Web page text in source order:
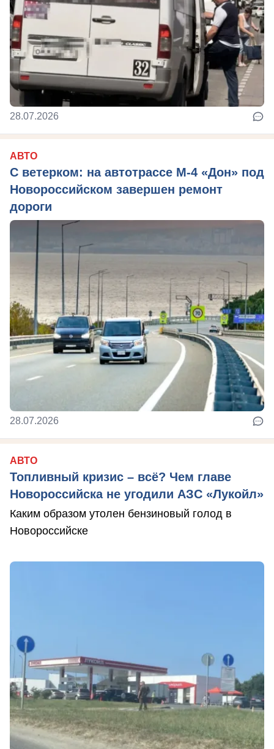
28.07.2026
АВТО
С ветерком: на автотрассе М-4 «Дон» под
Новороссийском завершен ремонт
дороги
28.07.2026
АВТО
Топливный кризис – всё? Чем главе
Новороссийска не угодили АЗС «Лукойл»
Каким образом утолен бензиновый голод в
Новороссийске